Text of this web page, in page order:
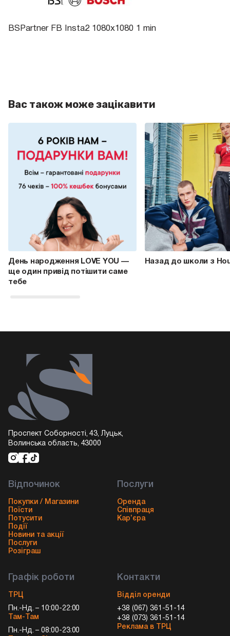
BSPartner FB Insta2 1080х1080 1 min
Вас також може зацікавити
День народження LOVE YOU —
ще один привід потішити саме
тебе
Назад до школи з
Проспект Соборності, 43, Луцьк,
Волинська область, 43000
Відпочинок
Покупки / Магазини
Поїсти
Потусити
Події
Новини та акції
Послуги
Розіграш
Послуги
Оренда
Співпраця
Кар’єра
Графік роботи
ТРЦ
Пн.-Нд. – 10:00-22:00
Там-Там
Пн.-Нд. – 08:00-23:00
Контакти
Відділ оренди
+38 (067) 361-51-14
+38 (073) 361-51-14
Реклама в ТРЦ